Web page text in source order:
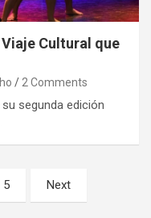
Cultural que
2 Comments
segunda edición
5 Next